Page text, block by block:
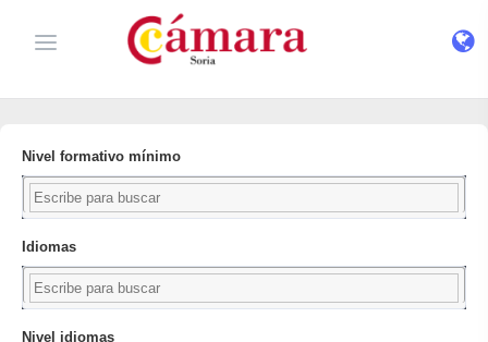
Nivel formativo mínimo
Idiomas
Nivel idiomas